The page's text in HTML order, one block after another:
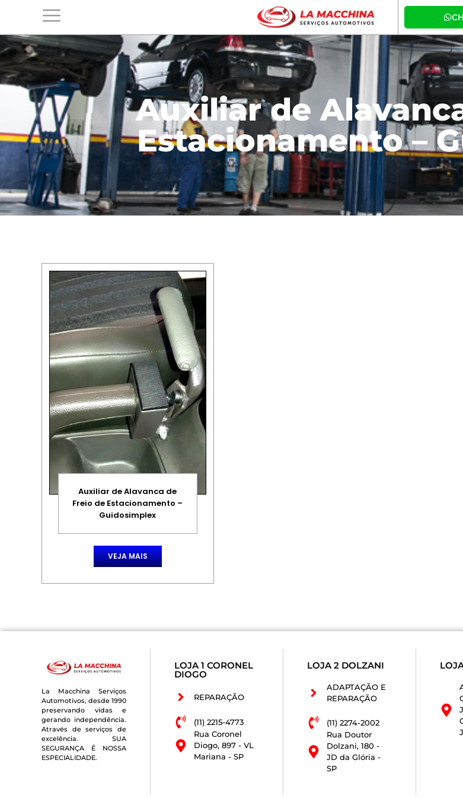
Auxiliar de
Estacionamento –
Auxiliar de Alavanca de
Freio de Estacionamento –
Guidosimplex
VEJA MAIS
La Macchina Serviços
Automotivos, desde 1990
preservando vidas e
gerando independência.
Através de serviços de
excelência. SUA
SEGURANÇA É NOSSA
ESPECIALIDADE.
LOJA 1 CORONEL
DIOGO
REPARAÇÃO
(11) 2215-4773
Rua Coronel
Diogo, 897 - VL
Mariana - SP
LOJA 2 DOLZANI
ADAPTAÇÃO E
REPARAÇÃO
(11) 2274-2002
Rua Doutor
Dolzani, 180 -
JD da Glória -
SP